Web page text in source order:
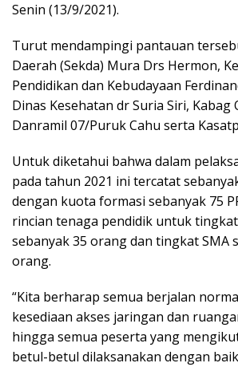
Senin (13/9/2021).
Turut mendampingi pantauan
Daerah (Sekda) Mura Drs Hermon,
Pendidikan dan Kebudayaan
Dinas Kesehatan dr Suria Siri, Kabag
Danramil 07/Puruk Cahu serta
Untuk diketahui bahwa dalam
pada tahun 2021 ini tercatat
dengan kuota formasi sebanyak 75
rincian tenaga pendidik untuk
sebanyak 35 orang dan tingkat SMA
orang.
“Kita berharap semua berjalan
kesediaan akses jaringan dan
hingga semua peserta yang
betul-betul dilaksanakan dengan